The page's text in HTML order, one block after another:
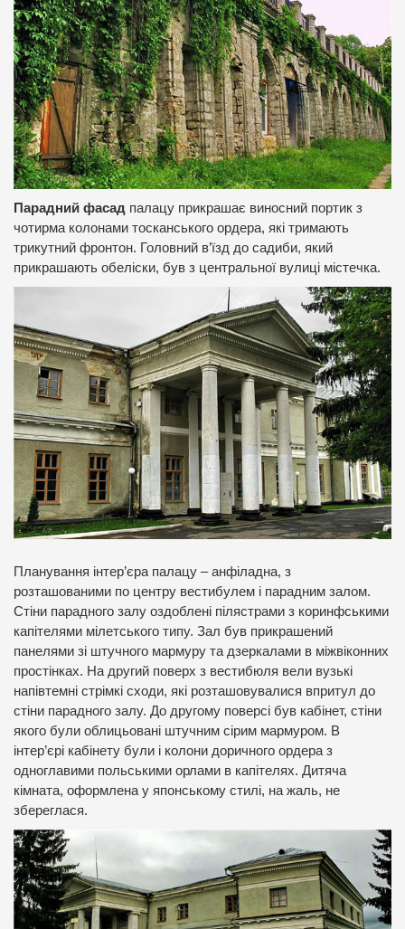
Парадний фасад палацу прикрашає виносний портик з
чотирма колонами тосканського ордера, які тримають
трикутний фронтон. Головний в’їзд до садиби, який
прикрашають обеліски, був з центральної вулиці містечка.
Планування інтер’єра палацу – анфіладна, з
розташованими по центру вестибулем і парадним залом.
Стіни парадного залу оздоблені пілястрами з коринфськими
капітелями мілетського типу. Зал був прикрашений
панелями зі штучного мармуру та дзеркалами в міжвіконних
простінках. На другий поверх з вестибюля вели вузькі
напівтемні стрімкі сходи, які розташовувалися впритул до
стіни парадного залу. До другому поверсі був кабінет, стіни
якого були облицьовані штучним сірим мармуром. В
інтер’єрі кабінету були і колони доричного ордера з
одноглавими польськими орлами в капітелях. Дитяча
кімната, оформлена у японському стилі, на жаль, не
збереглася.